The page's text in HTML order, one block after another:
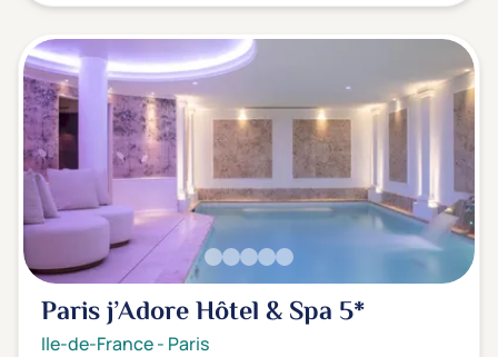
Paris j’Adore Hôtel & Spa 5*
Ile-de-France- Paris